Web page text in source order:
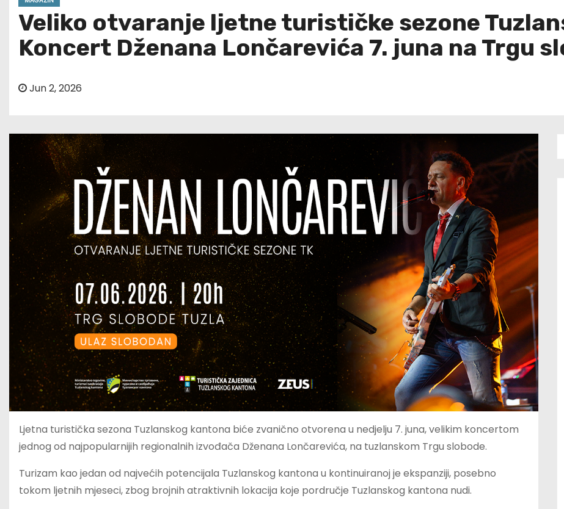
Veliko otvaranje ljetne turističke sezone
Koncert Dženana Lončarevića 7. juna na Trgu
Jun 2, 2026
Ljetna turistička sezona Tuzlanskog kantona biće zvanično otvorena u nedjelju 7. juna, velikim koncertom
jednog od najpopularnijih regionalnih izvođača Dženana Lončarevića, na tuzlanskom Trgu slobode.
Turizam kao jedan od najvećih potencijala Tuzlanskog kantona u kontinuiranoj je ekspanziji, posebno
tokom ljetnih mjeseci, zbog brojnih atraktivnih lokacija koje pordručje Tuzlanskog kantona nudi.